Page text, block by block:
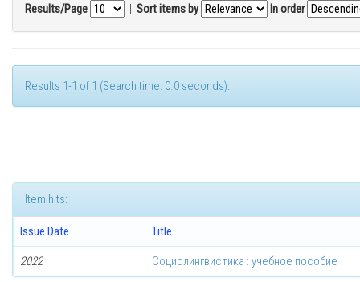
Results/Page | Sort items by In order
Results 1-1 of 1 (Search time: 0.0 seconds).
Item hits:
Issue Date Title
2022 Социолингвистика : учебное пособие